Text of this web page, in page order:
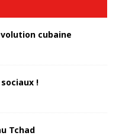
cubaine
!
Tchad